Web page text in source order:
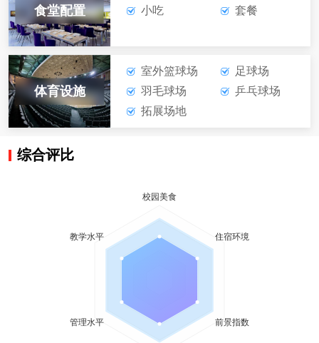
食堂配置 小吃 套餐
体育设施
室外篮球场
足球场
羽毛球场
乒乓球场
拓展场地
综合评比